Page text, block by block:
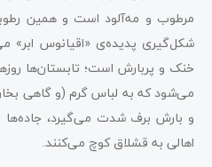
مرطوب و مه‌آلود است و همین
شکل‌گیری پدیده‌ی «اقیانوس ابر»
خنک و پربارش است؛ تابستان‌ها
می‌شود که به لباس گرم (و گاهی
و بارش برف شدت می‌گیرد،
اهالی به قشلاق کوچ می‌کنند.